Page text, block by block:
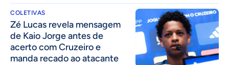
COLETIVAS
Zé Lucas revela mensagem
de Kaio Jorge antes de
acerto com Cruzeiro e
manda recado ao atacante